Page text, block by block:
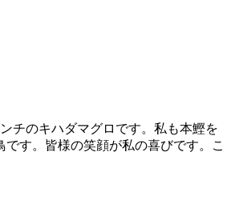
チのキハダマグロです。私も本鰹を
す。皆様の笑顔が私の喜びです。こ